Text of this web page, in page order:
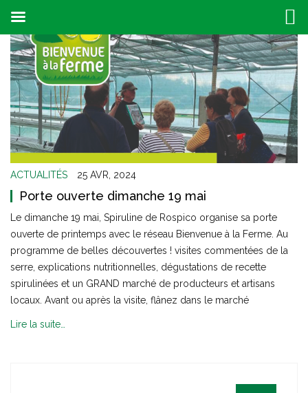
ACTUALITÉS 25 AVR, 2024
Porte ouverte dimanche 19 mai
Le dimanche 19 mai, Spiruline de Rospico organise sa porte
ouverte de printemps avec le réseau Bienvenue à la Ferme. Au
programme de belles découvertes ! visites commentées de la
serre, explications nutritionnelles, dégustations de recette
spirulinées et un GRAND marché de producteurs et artisans
locaux. Avant ou après la visite, flânez dans le marché
Lire la suite…